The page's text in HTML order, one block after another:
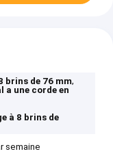
brins de 76 mm,
a une corde en
à 8 brins de
semaine